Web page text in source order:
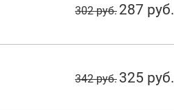
302 руб. 287 руб.
342 руб. 325 руб.